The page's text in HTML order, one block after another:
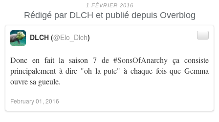
1 FÉVRIER 2016
Rédigé par DLCH et publié depuis Overblog
Donc en fait la saison 7 de#SonsOfAnarchy ça consiste
principalement à dire "oh la pute" à chaque fois que Gemma
ouvre sa gueule.
DLCH (@Elo_Dlch)
February 01, 2016